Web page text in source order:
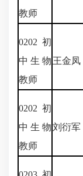
教师
0202 初
中生物
教师
王金凤
0202 初
中生物
教师
刘衍军